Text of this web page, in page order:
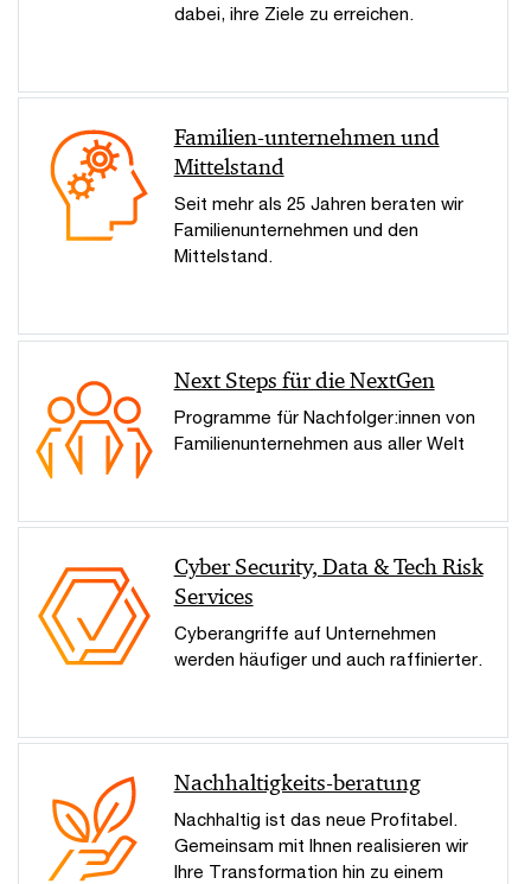
dabei, ihre Ziele zu erreichen.
Familien-unternehmen und
Mittelstand
Seit mehr als 25 Jahren beraten wir
Familienunternehmen und den
Mittelstand.
Next Steps für die NextGen
Programme für Nachfolger:innen von
Familienunternehmen aus aller Welt
Cyber Security, Data & Tech Risk
Services
Cyberangriffe auf Unternehmen
werden häufiger und auch raffinierter.
Nachhaltigkeits-beratung
Nachhaltig ist das neue Profitabel.
Gemeinsam mit Ihnen realisieren wir
Ihre Transformation hin zu einem